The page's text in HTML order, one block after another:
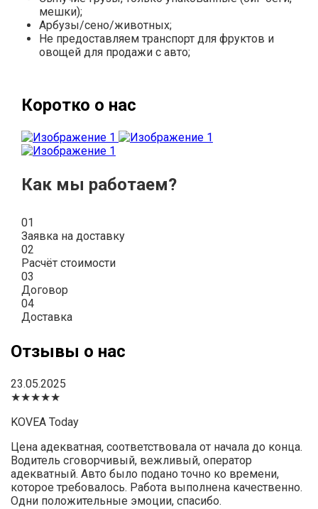
мешки);
Арбузы/сено/животных;
Не предоставляем транспорт для фруктов и
овощей для продажи с авто;
Коротко о нас
Как мы работаем?
01
Заявка на доставку
02
Расчёт стоимости
03
Договор
04
Доставка
Отзывы о нас
23.05.2025
★★★★★
KOVEA Today
Цена адекватная, соответствовала от начала до конца.
Водитель сговорчивый, вежливый, оператор
адекватный. Авто было подано точно ко времени,
которое требовалось. Работа выполнена качественно.
Одни положительные эмоции, спасибо.